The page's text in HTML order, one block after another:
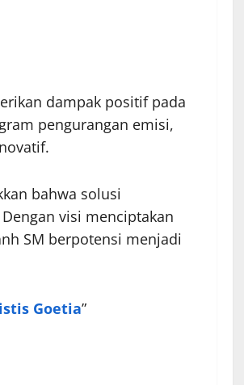
dampak positif pada
pengurangan emisi,
bahwa solusi
visi menciptakan
SM berpotensi menjadi
Goetia”